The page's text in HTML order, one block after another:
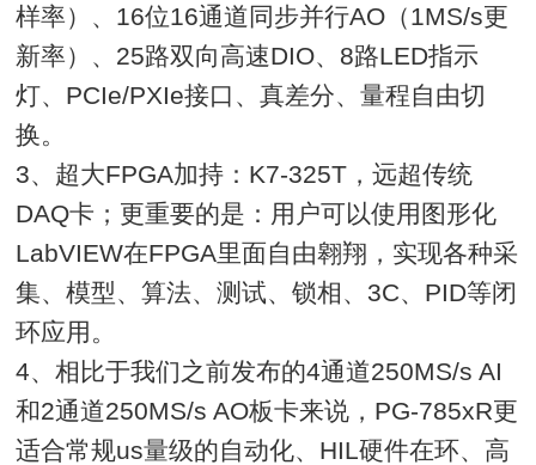
样率）、16位16通道同步并行AO（1MS/s更
新率）、25路双向高速DIO、8路LED指示
灯、PCIe/PXIe接口、真差分、量程自由切
换。
3、超大FPGA加持：K7-325T，远超传统
DAQ卡；更重要的是：用户可以使用图形化
LabVIEW在FPGA里面自由翱翔，实现各种采
集、模型、算法、测试、锁相、3C、PID等闭
环应用。
4、相比于我们之前发布的4通道250MS/s AI
和2通道250MS/s AO板卡来说，PG-785xR更
适合常规us量级的自动化、HIL硬件在环、高